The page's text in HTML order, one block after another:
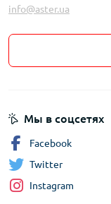
info@aster.ua
Мы в соцсетях
Facebook
Twitter
Instagram